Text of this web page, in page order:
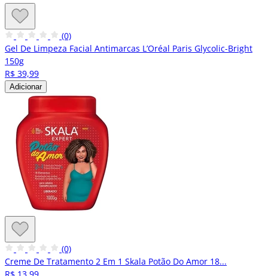
(0)
Gel De Limpeza Facial Antimarcas L’Oréal Paris Glycolic-Bright
150g
R$ 39,99
Adicionar
(0)
Creme De Tratamento 2 Em 1 Skala Potão Do Amor 18...